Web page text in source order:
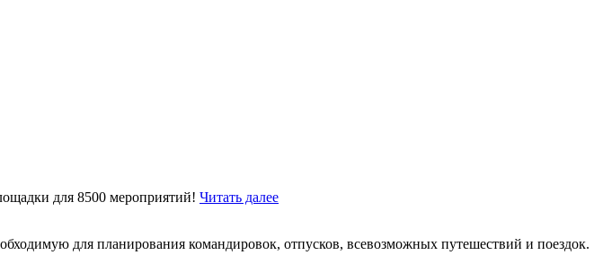
для 8500 мероприятий! Читать далее
для планирования командировок, отпусков, всевозможных путешествий и поездок.